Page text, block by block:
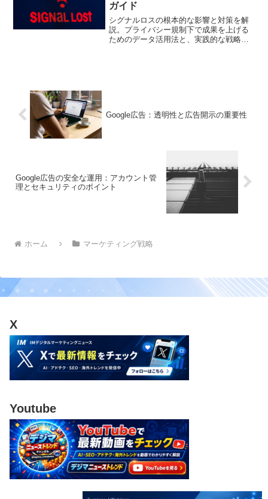
ガイド
シグナルロスの根本的な影響と対策を解
説。プライバシー規制下で成果を上げる
ためのデータ活用法と、実践的な戦略設
Google広告：透明性と広告開示の重要性
Google広告の安全な運用：アカウント管
理とセキュリティのポイント
ホーム マーケティング戦略
X
Youtube